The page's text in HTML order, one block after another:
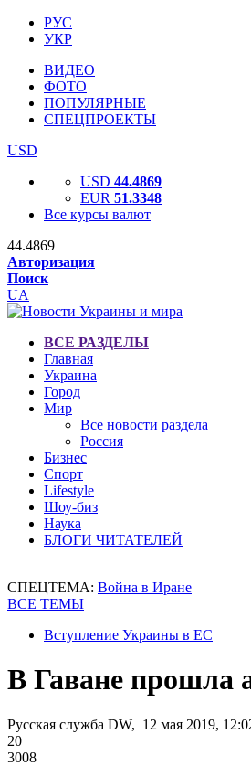
РУС
УКР
ВИДЕО
ФОТО
ПОПУЛЯРНЫЕ
СПЕЦПРОЕКТЫ
USD
USD 44.4869
EUR 51.3348
Все курсы валют
44.4869
Авторизация
Поиск
UA
ВСЕ РАЗДЕЛЫ
Главная
Украина
Город
Мир
Все новости раздела
Россия
Бизнес
Спорт
Lifestyle
Шоу-биз
Наука
БЛОГИ ЧИТАТЕЛЕЙ
СПЕЦТЕМА: Война в Иране
ВСЕ ТЕМЫ
Вступление Украины в ЕС
В Гаване прошла
Русская служба DW, 12 мая 2019,
20
3008